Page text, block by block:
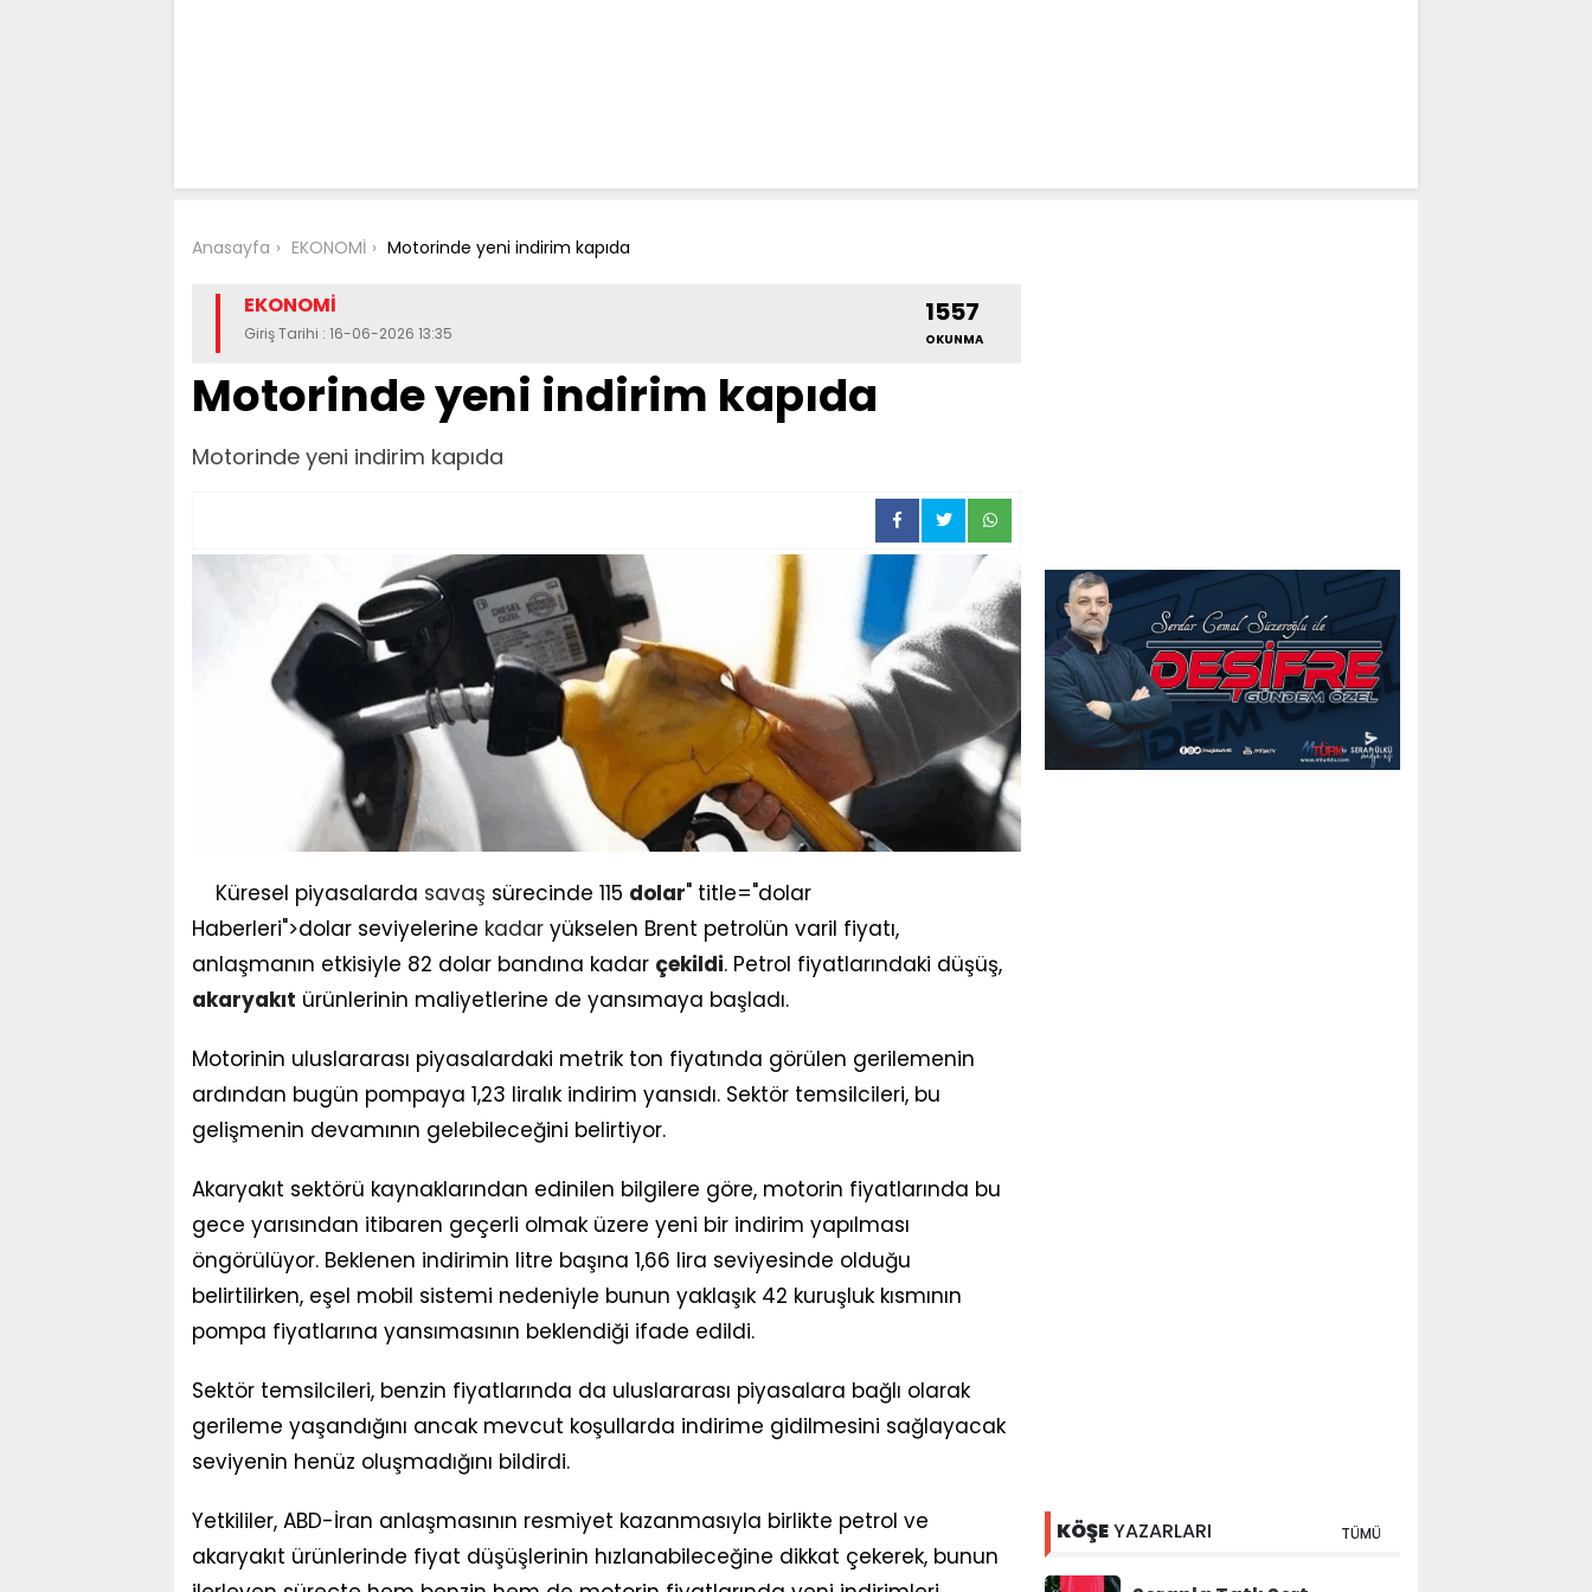
Anasayfa EKONOMİ Motorinde yeni indirim kapıda
EKONOMİ
Giriş Tarihi : 16-06-2026 13:35
1557
OKUNMA
Motorinde yeni indirim kapıda
Motorinde yeni indirim kapıda
Küresel piyasalarda savaş sürecinde 115 dolar" title="dolar
Haberleri">dolar seviyelerine kadar yükselen Brent petrolün varil fiyatı,
anlaşmanın etkisiyle 82 dolar bandına kadar çekildi. Petrol fiyatlarındaki düşüş,
akaryakıt ürünlerinin maliyetlerine de yansımaya başladı.
Motorinin uluslararası piyasalardaki metrik ton fiyatında görülen gerilemenin
ardından bugün pompaya 1,23 liralık indirim yansıdı. Sektör temsilcileri, bu
gelişmenin devamının gelebileceğini belirtiyor.
Akaryakıt sektörü kaynaklarından edinilen bilgilere göre, motorin fiyatlarında bu
gece yarısından itibaren geçerli olmak üzere yeni bir indirim yapılması
öngörülüyor. Beklenen indirimin litre başına 1,66 lira seviyesinde olduğu
belirtilirken, eşel mobil sistemi nedeniyle bunun yaklaşık 42 kuruşluk kısmının
pompa fiyatlarına yansımasının beklendiği ifade edildi.
Sektör temsilcileri, benzin fiyatlarında da uluslararası piyasalara bağlı olarak
gerileme yaşandığını ancak mevcut koşullarda indirime gidilmesini sağlayacak
seviyenin henüz oluşmadığını bildirdi.
Yetkililer, ABD-İran anlaşmasının resmiyet kazanmasıyla birlikte petrol ve
akaryakıt ürünlerinde fiyat düşüşlerinin hızlanabileceğine dikkat çekerek, bunun
KÖŞEYAZARLARI TÜMÜ